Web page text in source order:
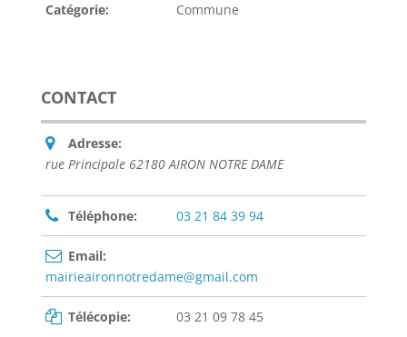
Catégorie: Commune
CONTACT
Adresse:
rue Principale 62180 AIRON NOTRE DAME
Téléphone: 03 21 84 39 94
Email:
mairieaironnotredame@gmail.com
Télécopie: 03 21 09 78 45